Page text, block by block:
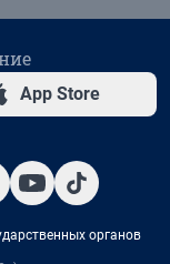
App Store
органов